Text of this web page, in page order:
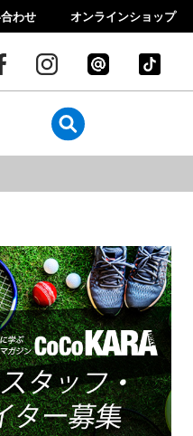
わせ オンラインショップ